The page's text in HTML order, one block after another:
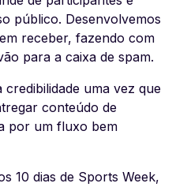
público. Desenvolvemos
receber, fazendo com
para a caixa de spam.
credibilidade uma vez que
conteúdo de
por um fluxo bem
10 dias de Sports Week,